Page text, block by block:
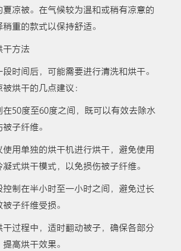
夏凉被。在气候较为温和或稍有凉意的
重的款式以保持舒适。
干方法
时间后，可能需要进行清洗和烘干。
烘干的几点建议：
在50度至60度之间，既可以有效去除水
子纤维。
用单独的烘干机进行烘干，避免使用
式烘干模式，以免损伤被子纤维。
控制在半小时至一小时之间，避免过长
子纤维受损。
干过程中，适时翻动被子，确保各部分
高烘干效果。